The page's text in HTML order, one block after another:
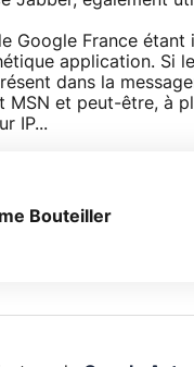
Google France
application. Si
dans la
MSN et peut-être, à
IP...
Bouteiller